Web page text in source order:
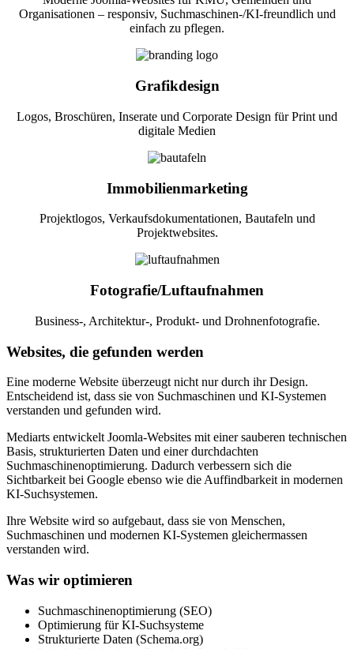
Organisationen – responsiv, Suchmaschinen-/KI-freundlich und
einfach zu pflegen.
Grafikdesign
Logos, Broschüren, Inserate und Corporate Design für Print und
digitale Medien
Immobilienmarketing
Projektlogos, Verkaufsdokumentationen, Bautafeln und
Projektwebsites.
Fotografie/Luftaufnahmen
Business-, Architektur-, Produkt- und Drohnenfotografie.
Websites, die gefunden werden
Eine moderne Website überzeugt nicht nur durch ihr Design.
Entscheidend ist, dass sie von Suchmaschinen und KI-Systemen
verstanden und gefunden wird.
Mediarts entwickelt Joomla-Websites mit einer sauberen technischen
Basis, strukturierten Daten und einer durchdachten
Suchmaschinenoptimierung. Dadurch verbessern sich die
Sichtbarkeit bei Google ebenso wie die Auffindbarkeit in modernen
KI-Suchsystemen.
Ihre Website wird so aufgebaut, dass sie von Menschen,
Suchmaschinen und modernen KI-Systemen gleichermassen
verstanden wird.
Was wir optimieren
Suchmaschinenoptimierung (SEO)
Optimierung für KI-Suchsysteme
Strukturierte Daten (Schema.org)